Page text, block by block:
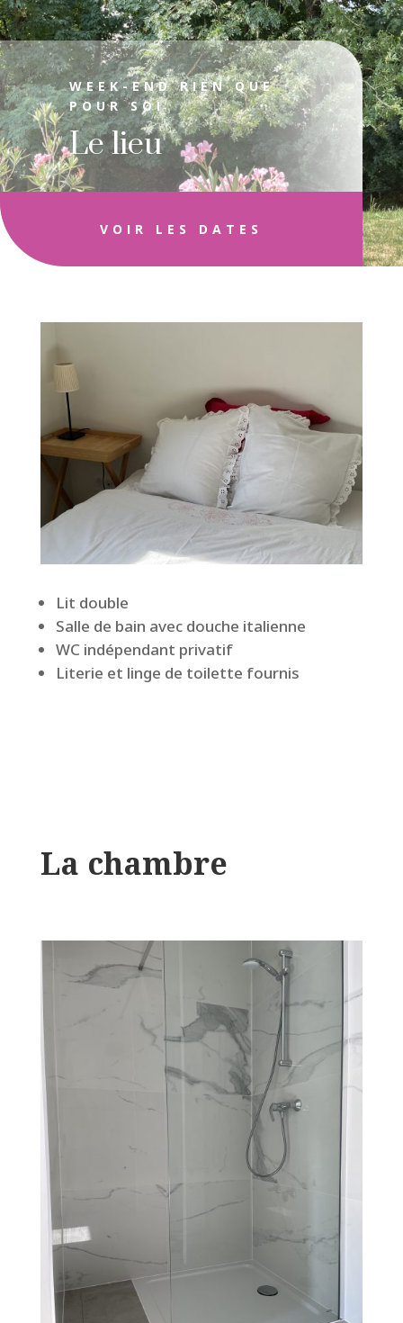
WEEK-END RIEN QUE
POUR SOI
Le lieu
VOIR LES DATES
Lit double
Salle de bain avec douche italienne
WC indépendant privatif
Literie et linge de toilette fournis
La chambre